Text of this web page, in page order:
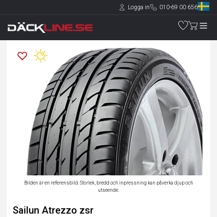
Logga in 010-69 00 656
Bilden är en referensbild. Storlek, bredd och inpressning kan påverka djup och
utseende.
Sailun Atrezzo zsr